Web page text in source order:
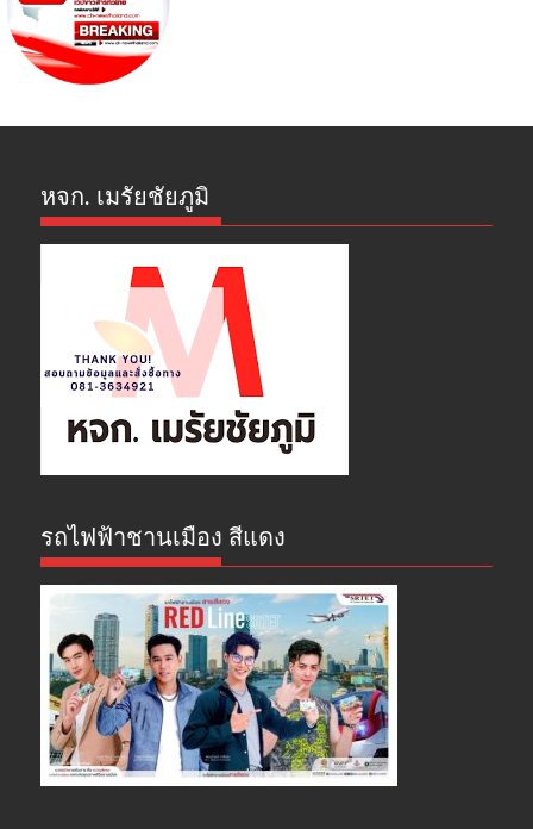
หจก. เมรัยชัยภูมิ
รถไฟฟ้าชานเมือง สีแดง